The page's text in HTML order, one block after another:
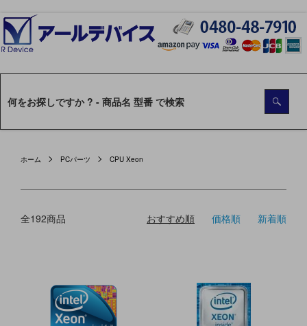
ホーム PCパーツ CPU Xeon
全192商品 おすすめ順 価格順 新着順